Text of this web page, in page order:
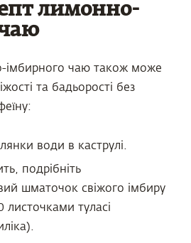
лимонно-
імбирного чаю також може
та бадьорості без
води в каструлі.
подрібніть
шматочок свіжого імбиру
листочками туласі